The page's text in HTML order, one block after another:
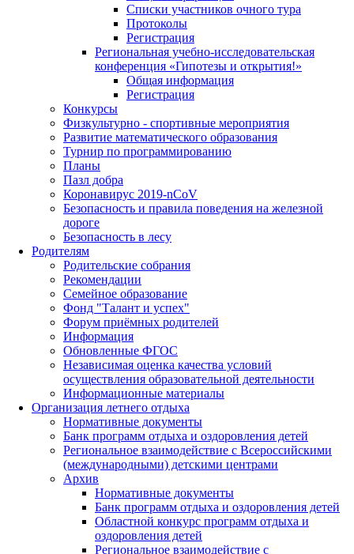
Списки участников очного тура
Протоколы
Регистрация
Региональная учебно-исследовательская
конференция «Гипотезы и открытия!»
Общая информация
Регистрация
Конкурсы
Физкультурно - спортивные мероприятия
Развитие математического образования
Турнир по программированию
Планы
Пазл добра
Коронавирус 2019-nCoV
Безопасность и правила поведения на железной
дороге
Безопасность в лесу
Родителям
Родительские собрания
Рекомендации
Семейное образование
Фонд "Талант и успех"
Форум приёмных родителей
Информация
Обновленные ФГОС
Независимая оценка качества условий
осуществления образовательной деятельности
Информационные материалы
Организация летнего отдыха
Нормативные документы
Банк программ отдыха и оздоровления детей
Региональное взаимодействие с Всероссийскими
(международными) детскими центрами
Архив
Нормативные документы
Банк программ отдыха и оздоровления детей
Областной конкурс программ отдыха и
оздоровления детей
Региональное взаимодействие с